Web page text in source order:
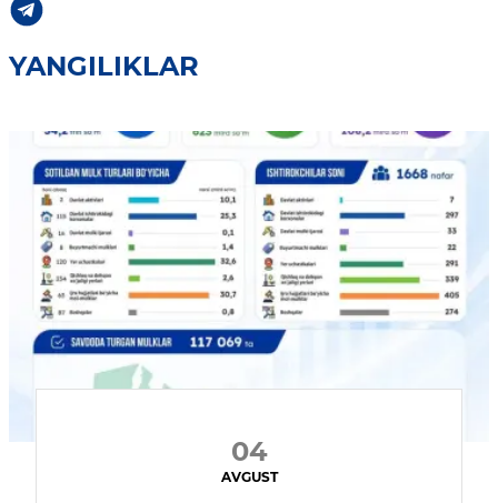
YANGILIKLAR
04
AVGUST